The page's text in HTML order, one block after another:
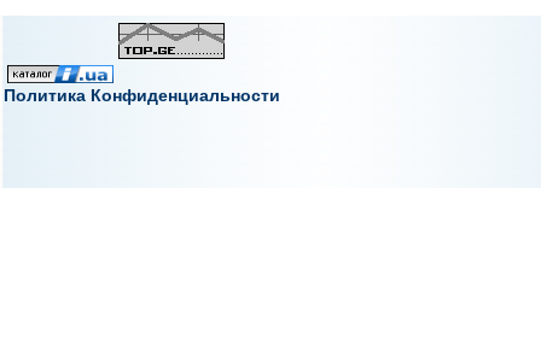
Политика Конфиденциальности